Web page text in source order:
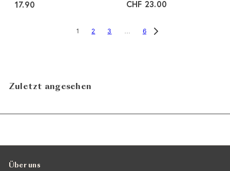
17.90
CHF 23.00
1 2 3 … 6
Zuletzt angesehen
Über uns